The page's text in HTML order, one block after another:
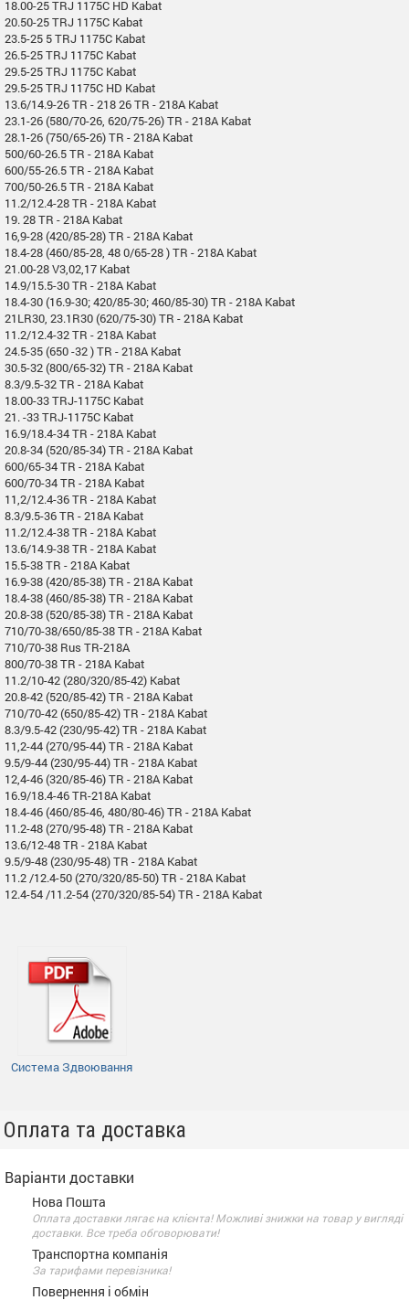
18.00-25 TRJ 1175C HD Kabat
20.50-25 TRJ 1175C Kabat
23.5-25 5 TRJ 1175C Kabat
26.5-25 TRJ 1175C Kabat
29.5-25 TRJ 1175C Kabat
29.5-25 TRJ 1175C HD Kabat
13.6/14.9-26 TR - 218 26 TR - 218A Kabat
23.1-26 (580/70-26, 620/75-26) TR - 218A Kabat
28.1-26 (750/65-26) TR - 218A Kabat
500/60-26.5 TR - 218A Kabat
600/55-26.5 TR - 218A Kabat
700/50-26.5 TR - 218A Kabat
11.2/12.4-28 TR - 218A Kabat
19. 28 TR - 218A Kabat
16,9-28 (420/85-28) TR - 218A Kabat
18.4-28 (460/85-28, 48 0/65-28 ) TR - 218A Kabat
21.00-28 V3,02,17 Kabat
14.9/15.5-30 TR - 218A Kabat
18.4-30 (16.9-30; 420/85-30; 460/85-30) TR - 218A Kabat
21LR30, 23.1R30 (620/75-30) TR - 218A Kabat
11.2/12.4-32 TR - 218A Kabat
24.5-35 (650 -32 ) TR - 218A Kabat
30.5-32 (800/65-32) TR - 218A Kabat
8.3/9.5-32 TR - 218A Kabat
18.00-33 TRJ-1175C Kabat
21. -33 TRJ-1175C Kabat
16.9/18.4-34 TR - 218A Kabat
20.8-34 (520/85-34) TR - 218A Kabat
600/65-34 TR - 218A Kabat
600/70-34 TR - 218A Kabat
11,2/12.4-36 TR - 218A Kabat
8.3/9.5-36 TR - 218A Kabat
11.2/12.4-38 TR - 218A Kabat
13.6/14.9-38 TR - 218A Kabat
15.5-38 TR - 218A Kabat
16.9-38 (420/85-38) TR - 218A Kabat
18.4-38 (460/85-38) TR - 218A Kabat
20.8-38 (520/85-38) TR - 218A Kabat
710/70-38/650/85-38 TR - 218A Kabat
710/70-38 Rus TR-218A
800/70-38 TR - 218A Kabat
11.2/10-42 (280/320/85-42) Kabat
20.8-42 (520/85-42) TR - 218A Kabat
710/70-42 (650/85-42) TR - 218A Kabat
8.3/9.5-42 (230/95-42) TR - 218A Kabat
11,2-44 (270/95-44) TR - 218A Kabat
9.5/9-44 (230/95-44) TR - 218A Kabat
12,4-46 (320/85-46) TR - 218A Kabat
16.9/18.4-46 TR-218A Kabat
18.4-46 (460/85-46, 480/80-46) TR - 218A Kabat
11.2-48 (270/95-48) TR - 218A Kabat
13.6/12-48 TR - 218A Kabat
9.5/9-48 (230/95-48) TR - 218A Kabat
11.2 /12.4-50 (270/320/85-50) TR - 218A Kabat
12.4-54 /11.2-54 (270/320/85-54) TR - 218A Kabat
Система Здвоювання
Оплата та доставка
Варіанти доставки
Нова Пошта
Оплата доставки лягає на клієнта! Можливі знижки на товар у вигляді
доставки. Все треба обговорювати!
Транспортна компанія
За тарифами перевізника!
Повернення і обмін